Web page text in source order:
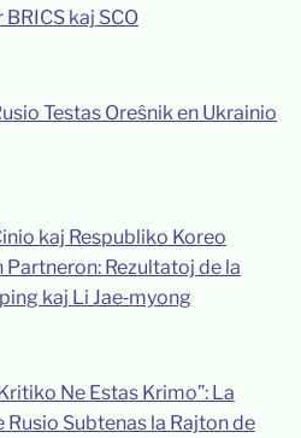
kaj SCO
Testas Oreŝnik en Ukrainio
kaj Respubliko Koreo
Rezultatoj de la
kaj Li Jae‑myong
Ne Estas Krimo”: La
Subtenas la Rajton de